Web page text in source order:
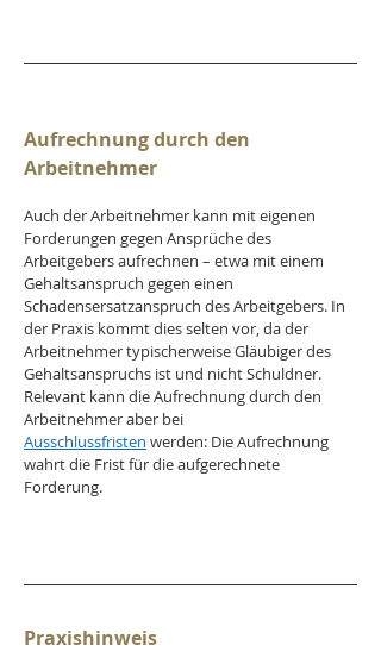
Aufrechnung durch den
Arbeitnehmer
Auch der Arbeitnehmer kann mit eigenen
Forderungen gegen Ansprüche des
Arbeitgebers aufrechnen – etwa mit einem
Gehaltsanspruch gegen einen
Schadensersatzanspruch des Arbeitgebers. In
der Praxis kommt dies selten vor, da der
Arbeitnehmer typischerweise Gläubiger des
Gehaltsanspruchs ist und nicht Schuldner.
Relevant kann die Aufrechnung durch den
Arbeitnehmer aber bei
Ausschlussfristen werden: Die Aufrechnung
wahrt die Frist für die aufgerechnete
Forderung.
Praxishinweis